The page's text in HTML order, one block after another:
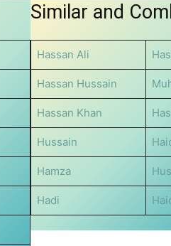
Similar and
Hassan Ali
Hassan Hussain
Hassan Khan
Hussain
Hamza
Hadi